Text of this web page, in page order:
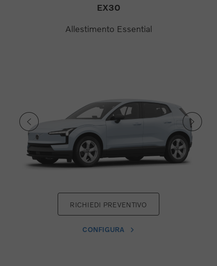
EX30
Allestimento Essential
RICHIEDI PREVENTIVO
CONFIGURA